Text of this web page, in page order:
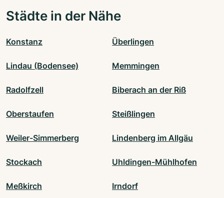
Städte in der Nähe
Konstanz Überlingen
Lindau (Bodensee) Memmingen
Radolfzell Biberach an der Riß
Oberstaufen Steißlingen
Weiler-Simmerberg Lindenberg im Allgäu
Stockach Uhldingen-Mühlhofen
Meßkirch Irndorf